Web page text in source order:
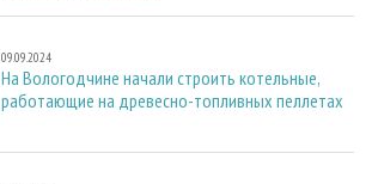
09.09.2024
На Вологодчине начали строить котельные,
работающие на древесно-топливных пеллетах